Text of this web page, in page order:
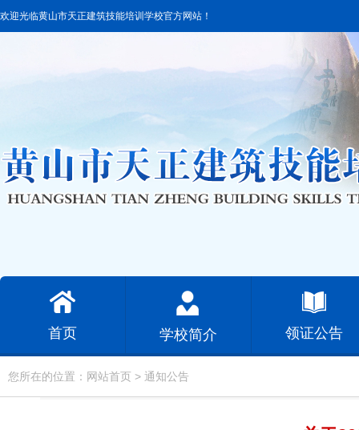
欢迎光临黄山市天正建筑技能培训学校官方网站！
首页 学校简介 领证公告
您所在的位置： 网站首页 > 通知公告